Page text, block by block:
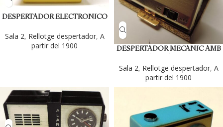
DESPERTADOR ELECTRONICO
Sala 2, Rellotge despertador, A
partir del 1900
DESPERTADOR MECANIC AMB
MINOTRONIC
Sala 2, Rellotge despertador, A
partir del 1900